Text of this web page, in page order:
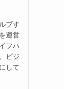
ブす
運営
フハ
ビジ
して